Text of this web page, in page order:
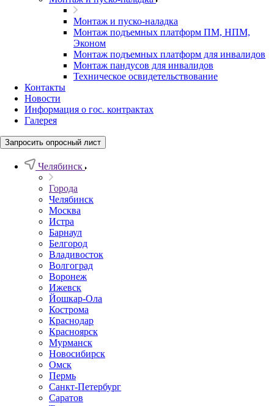
Монтаж и пуско-наладка
Монтаж подъемных платформ ПМ, НПМ,
Эконом
Монтаж подъемных платформ для инвалидов
Монтаж пандусов для инвалидов
Техническое освидетельствование
Контакты
Новости
Информация о гос. контрактах
Галерея
Запросить опросный лист
Челябинск
Города
Челябинск
Москва
Истра
Барнаул
Белгород
Владивосток
Волгоград
Воронеж
Ижевск
Йошкар-Ола
Кострома
Краснодар
Красноярск
Мурманск
Новосибирск
Омск
Пермь
Санкт-Петербург
Саратов